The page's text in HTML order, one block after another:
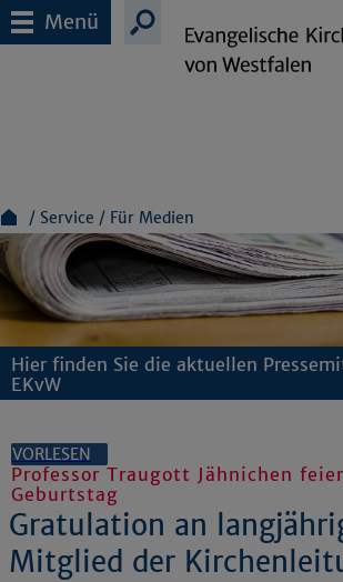
Menü
Service Für Medien
Hier finden Sie die aktuellen
EKvW
VORLESEN
Professor Traugott Jähnichen
Geburtstag
Gratulation an
Mitglied der